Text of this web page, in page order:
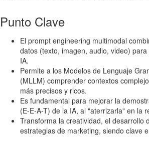
Punto Clave
El prompt engineering multimodal
datos (texto, imagen, audio, video)
IA.
Permite a los Modelos de Lenguaje
(MLLM) comprender contextos
más precisos y ricos.
Es fundamental para mejorar la
(E-E-A-T) de la IA, al "aterrizarla" en la
Transforma la creatividad, el desarrollo
estrategias de marketing, siendo clave